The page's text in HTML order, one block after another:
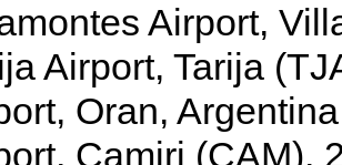
Airport,
Airport, Tarija
Oran,
Camiri (CAM),